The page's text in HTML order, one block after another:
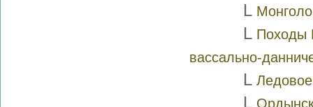
L
L Походы
вассально-
L
L